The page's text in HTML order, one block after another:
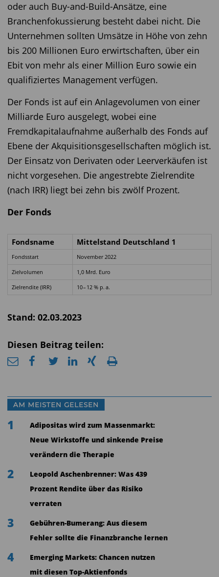
oder auch Buy-and-Build-Ansätze, eine
Branchenfokussierung besteht dabei nicht. Die
Unternehmen sollten Umsätze in Höhe von zehn
bis 200 Millionen Euro erwirtschaften, über ein
Ebit von mehr als einer Million Euro sowie ein
qualifiziertes Management verfügen.
Der Fonds ist auf ein Anlagevolumen von einer
Milliarde Euro ausgelegt, wobei eine
Fremdkapitalaufnahme außerhalb des Fonds auf
Ebene der Akquisitionsgesellschaften möglich ist.
Der Einsatz von Derivaten oder Leerverkäufen ist
nicht vorgesehen. Die angestrebte Zielrendite
(nach IRR) liegt bei zehn bis zwölf Prozent.
Der Fonds
Fondsname Mittelstand Deutschland 1
Fondsstart November 2022
Zielvolumen 1,0 Mrd. Euro
Zielrendite (IRR) 10 – 12 % p. a.
Stand: 02.03.2023
Diesen Beitrag teilen:
AM MEISTEN GELESEN
1
Adipositas wird zum Massenmarkt:
Neue Wirkstoffe und sinkende Preise
verändern die Therapie
2
Leopold Aschenbrenner: Was 439
Prozent Rendite über das Risiko
verraten
3
Gebühren-Bumerang: Aus diesem
Fehler sollte die Finanzbranche lernen
4
Emerging Markets: Chancen nutzen
mit diesen Top-Aktienfonds